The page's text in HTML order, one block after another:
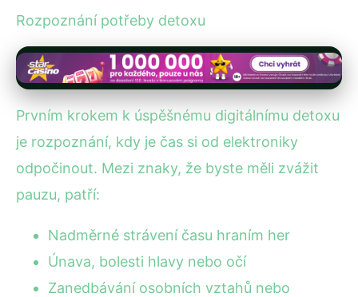
Rozpoznání potřeby detoxu
Prvním krokem k úspěšnému digitálnímu detoxu
je rozpoznání, kdy je čas si od elektroniky
odpočinout. Mezi znaky, že byste měli zvážit
pauzu, patří:
Nadměrné strávení času hraním her
Únava, bolesti hlavy nebo očí
Zanedbávání osobních vztahů nebo